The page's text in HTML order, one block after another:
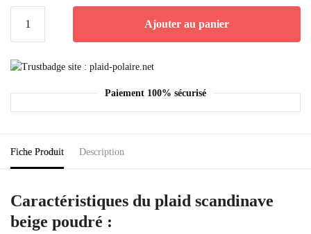
Ajouter au panier
Paiement 100% sécurisé
Fiche Produit Description
Caractéristiques du plaid scandinave
beige poudré :